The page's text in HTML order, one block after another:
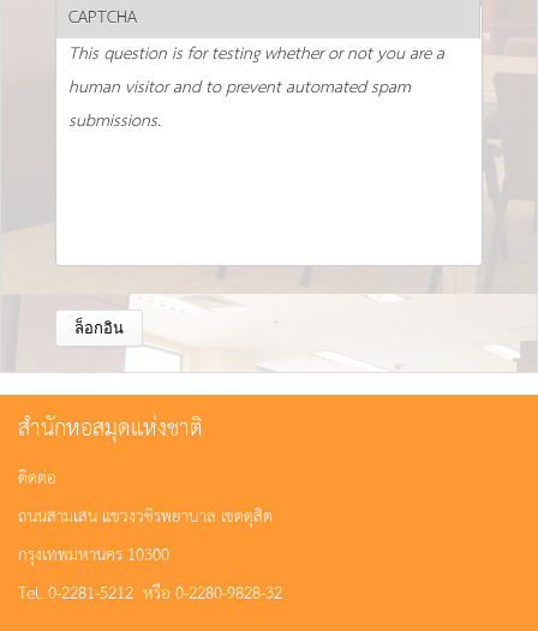
CAPTCHA
This question is for testing whether or not you are a
human visitor and to prevent automated spam
submissions.
สำนักหอสมุดแห่งชาติ
ติดต่อ
ถนนสามเสน แขวงวชิรพยาบาล เขตดุสิต
กรุงเทพมหานคร 10300
Tel. 0-2281-5212 หรือ 0-2280-9828-32